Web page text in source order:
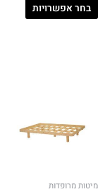
בחר אפשרויות
מיטות מרופדות